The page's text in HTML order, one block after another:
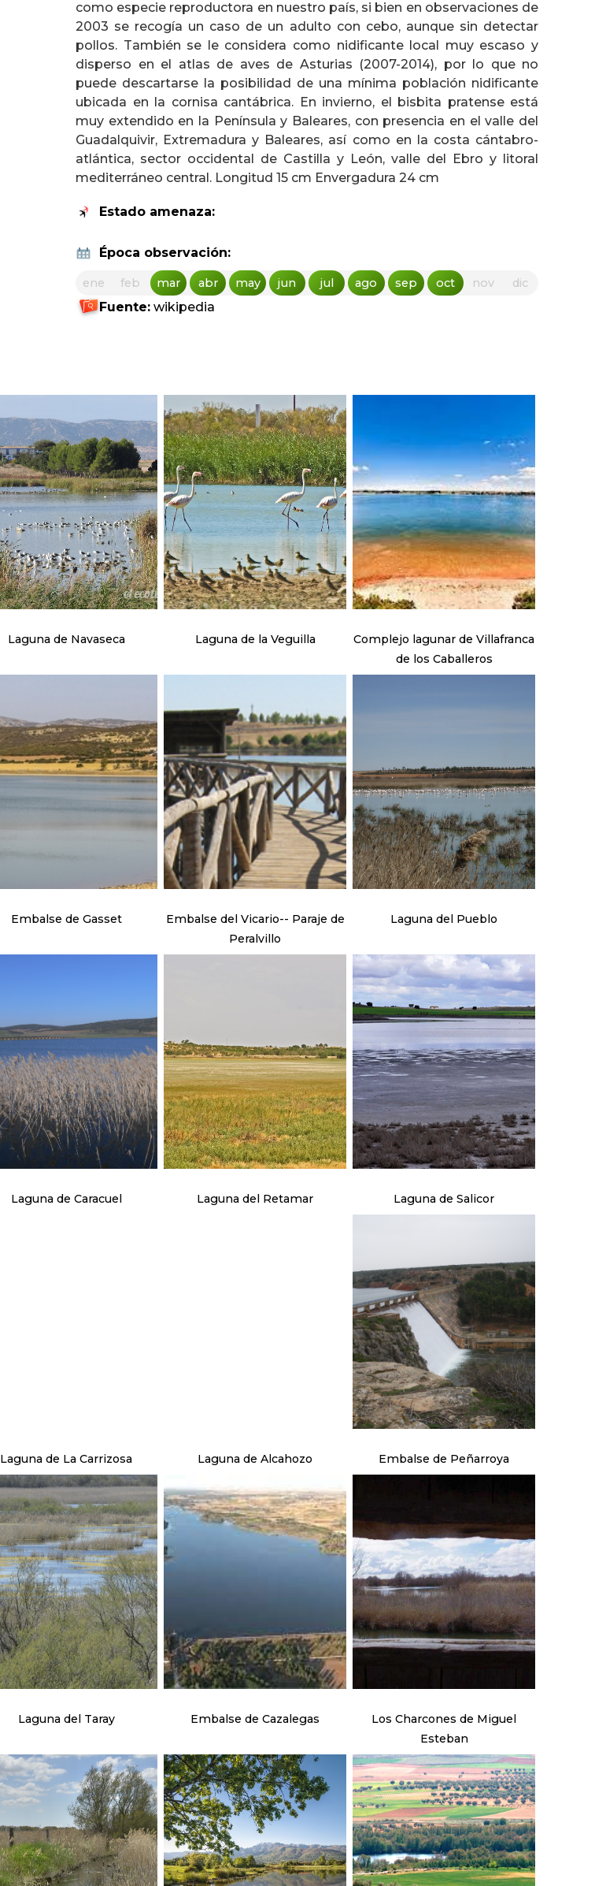
como especie reproductora en nuestro país, si bien en observaciones de
2003 se recogía un caso de un adulto con cebo, aunque sin detectar
pollos. También se le considera como nidificante local muy escaso y
disperso en el atlas de aves de Asturias (2007-2014), por lo que no
puede descartarse la posibilidad de una mínima población nidificante
ubicada en la cornisa cantábrica. En invierno, el bisbita pratense está
muy extendido en la Península y Baleares, con presencia en el valle del
Guadalquivir, Extremadura y Baleares, así como en la costa cántabro-
atlántica, sector occidental de Castilla y León, valle del Ebro y litoral
mediterráneo central. Longitud 15 cm Envergadura 24 cm
Estado amenaza:
Época observación:
ene feb mar abr may jun jul ago sep oct nov dic
Fuente: wikipedia
Laguna de Navaseca Laguna de la Veguilla
Complejo lagunar de Villafranca
de los Caballeros
Embalse de Gasset
Embalse del Vicario-- Paraje de
Peralvillo
Laguna del Pueblo
Laguna de Caracuel Laguna del Retamar Laguna de Salicor
Laguna de La Carrizosa Laguna de Alcahozo Embalse de Peñarroya
Laguna del Taray Embalse de Cazalegas
Los Charcones de Miguel
Esteban